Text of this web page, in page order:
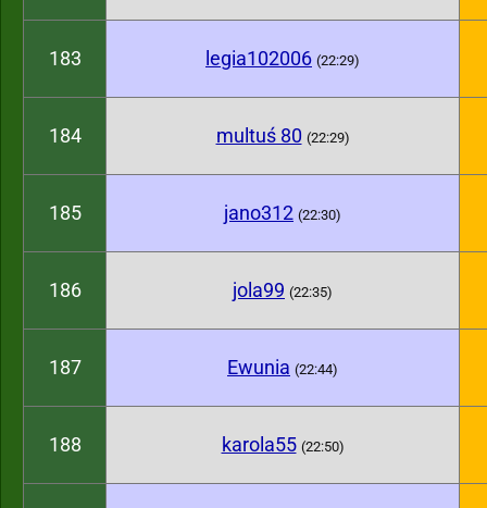
183 legia102006 (22:29)
184 multuś 80 (22:29)
185 jano312 (22:30)
186 jola99 (22:35)
187 Ewunia (22:44)
188 karola55 (22:50)